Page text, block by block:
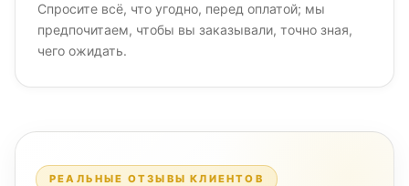
Спросите всё, что угодно, перед оплатой; мы
предпочитаем, чтобы вы заказывали, точно зная,
чего ожидать.
РЕАЛЬНЫЕ ОТЗЫВЫ КЛИЕНТОВ